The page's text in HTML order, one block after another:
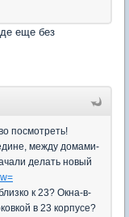
еще без
посмотреть!
между домами-
делать новый
к 23? Окна-в-
в 23 корпусе?